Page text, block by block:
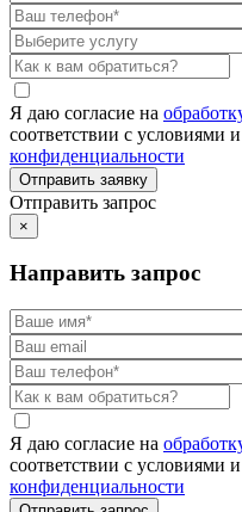
Я даю согласие на
соответствии с условиями
конфиденциальности
Отправить запрос
×
Направить запрос
Я даю согласие на
соответствии с условиями
конфиденциальности